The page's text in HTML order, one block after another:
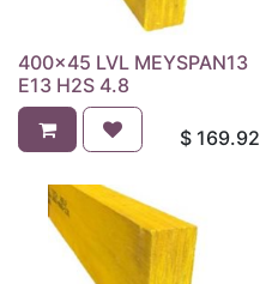
400x45 LVL MEYSPAN13
E13 H2S 4.8
$ 169.92